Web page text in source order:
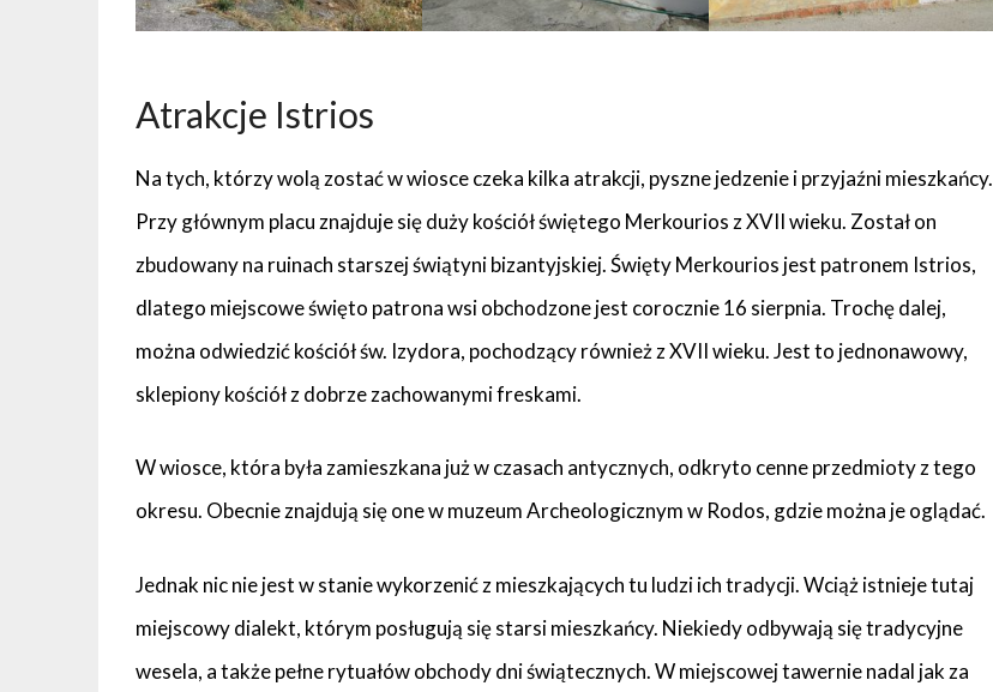
Atrakcje Istrios
Na tych, którzy wolą zostać w wiosce czeka kilka atrakcji, pyszne jedzenie i przyjaźni mieszkańcy.
Przy głównym placu znajduje się duży kościół świętego Merkourios z XVII wieku. Został on
zbudowany na ruinach starszej świątyni bizantyjskiej. Święty Merkourios jest patronem Istrios,
dlatego miejscowe święto patrona wsi obchodzone jest corocznie 16 sierpnia. Trochę dalej,
można odwiedzić kościół św. Izydora, pochodzący również z XVII wieku. Jest to jednonawowy,
sklepiony kościół z dobrze zachowanymi freskami.
W wiosce, która była zamieszkana już w czasach antycznych, odkryto cenne przedmioty z tego
okresu. Obecnie znajdują się one w muzeum Archeologicznym w Rodos, gdzie można je oglądać.
Jednak nic nie jest w stanie wykorzenić z mieszkających tu ludzi ich tradycji. Wciąż istnieje tutaj
miejscowy dialekt, którym posługują się starsi mieszkańcy. Niekiedy odbywają się tradycyjne
wesela, a także pełne rytuałów obchody dni świątecznych. W miejscowej tawernie nadal jak za